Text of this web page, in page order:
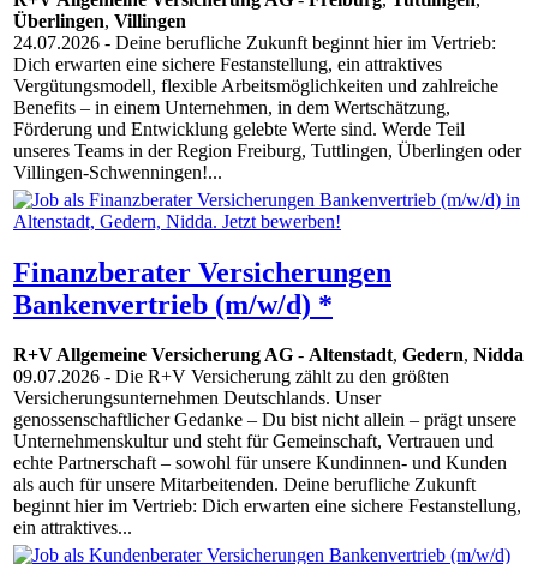
Überlingen, Villingen
24.07.2026 - Deine berufliche Zukunft beginnt hier im Vertrieb:
Dich erwarten eine sichere Festanstellung, ein attraktives
Vergütungsmodell, flexible Arbeitsmöglichkeiten und zahlreiche
Benefits – in einem Unternehmen, in dem Wertschätzung,
Förderung und Entwicklung gelebte Werte sind. Werde Teil
unseres Teams in der Region Freiburg, Tuttlingen, Überlingen oder
Villingen-Schwenningen!...
Finanzberater Versicherungen
Bankenvertrieb (m/w/d) *
R+V Allgemeine Versicherung AG - Altenstadt, Gedern, Nidda
09.07.2026 - Die R+V Versicherung zählt zu den größten
Versicherungsunternehmen Deutschlands. Unser
genossenschaftlicher Gedanke – Du bist nicht allein – prägt unsere
Unternehmenskultur und steht für Gemeinschaft, Vertrauen und
echte Partnerschaft – sowohl für unsere Kundinnen- und Kunden
als auch für unsere Mitarbeitenden. Deine berufliche Zukunft
beginnt hier im Vertrieb: Dich erwarten eine sichere Festanstellung,
ein attraktives...